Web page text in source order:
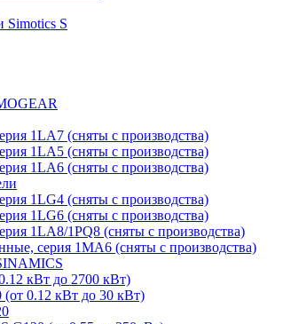
Simotics S
1LA7 (сняты с производства)
1LA5 (сняты с производства)
1LA6 (сняты с производства)
1LG4 (сняты с производства)
1LG6 (сняты с производства)
1LA8/1PQ8 (сняты с производства)
серия 1MA6 (сняты с производства)
кВт до 2700 кВт)
0.12 кВт до 30 кВт)